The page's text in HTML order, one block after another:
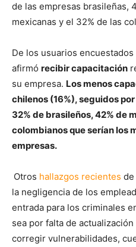
de las empresas brasileñas,
mexicanas y el 32% de las
De los usuarios
afirmó recibir capacitación
su empresa. Los menos
chilenos (16%), seguidos
32% de brasileños, 42% de
colombianos que serían los
empresas.
Otros hallazgos recientes de
la negligencia de los
entrada para los criminales
sea por falta de
corregir vulnerabilidades,